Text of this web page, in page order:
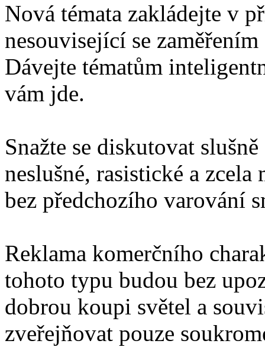
Nová témata zakládejte v
nesouvisející se
Dávejte tématům
vám jde.
Snažte se diskutovat
neslušné, rasistické a
bez předchozího varování
Reklama komerčního
tohoto typu budou bez
dobrou koupi světel a
zveřejňovat pouze